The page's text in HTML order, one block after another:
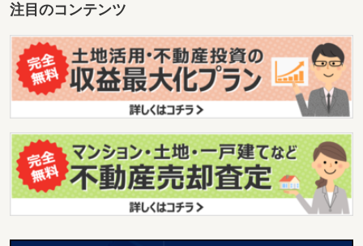
注目のコンテンツ